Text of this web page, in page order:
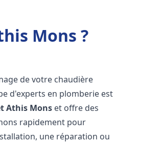
Mons ?
de votre chaudière
d'experts en plomberie est
Athis Mons et offre des
rapidement pour
une réparation ou